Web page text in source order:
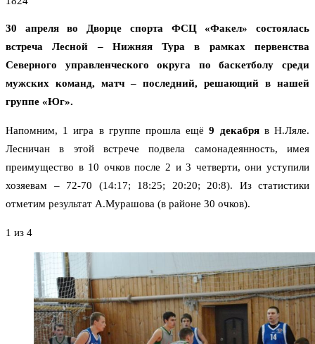
30 апреля во Дворце спорта ФСЦ «Факел» состоялась
встреча Лесной – Нижняя Тура в рамках первенства
Северного управленческого округа по баскетболу среди
мужских команд, матч – последний, решающий в нашей
группе «Юг».
Напомним, 1 игра в группе прошла ещё9 декабряв Н.Ляле.
Лесничан в этой встрече подвела самонадеянность, имея
преимущество в 10 очков после 2 и 3 четверти, они уступили
хозяевам – 72-70 (14:17; 18:25; 20:20; 20:8). Из статистики
отметим результат А.Мурашова (в районе 30 очков).
1 из 4